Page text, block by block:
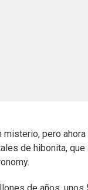
pero
de hibonita,